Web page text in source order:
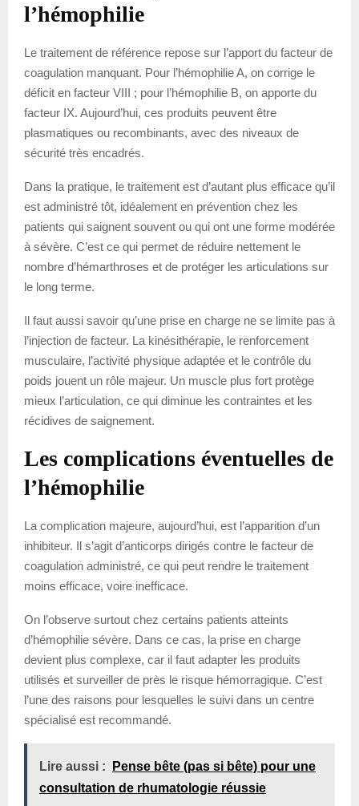
l’hémophilie
Le traitement de référence repose sur l’apport du facteur de
coagulation manquant. Pour l’hémophilie A, on corrige le
déficit en facteur VIII ; pour l’hémophilie B, on apporte du
facteur IX. Aujourd’hui, ces produits peuvent être
plasmatiques ou recombinants, avec des niveaux de
sécurité très encadrés.
Dans la pratique, le traitement est d’autant plus efficace qu’il
est administré tôt, idéalement en prévention chez les
patients qui saignent souvent ou qui ont une forme modérée
à sévère. C’est ce qui permet de réduire nettement le
nombre d’hémarthroses et de protéger les articulations sur
le long terme.
Il faut aussi savoir qu’une prise en charge ne se limite pas à
l’injection de facteur. La kinésithérapie, le renforcement
musculaire, l’activité physique adaptée et le contrôle du
poids jouent un rôle majeur. Un muscle plus fort protège
mieux l’articulation, ce qui diminue les contraintes et les
récidives de saignement.
Les complications éventuelles de
l’hémophilie
La complication majeure, aujourd’hui, est l’apparition d’un
inhibiteur. Il s’agit d’anticorps dirigés contre le facteur de
coagulation administré, ce qui peut rendre le traitement
moins efficace, voire inefficace.
On l’observe surtout chez certains patients atteints
d’hémophilie sévère. Dans ce cas, la prise en charge
devient plus complexe, car il faut adapter les produits
utilisés et surveiller de près le risque hémorragique. C’est
l’une des raisons pour lesquelles le suivi dans un centre
spécialisé est recommandé.
Lire aussi :
Pense bête (pas si bête) pour une
consultation de rhumatologie réussie